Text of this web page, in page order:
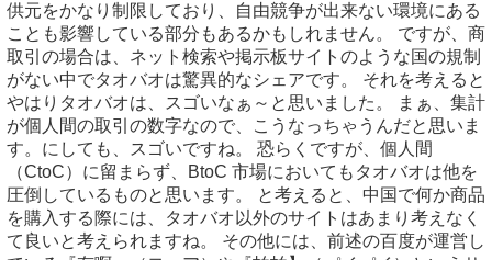
供元をかなり制限しており、自由競争が出来ない環境にある
ことも影響している部分もあるかもしれません。 ですが、商
取引の場合は、ネット検索や掲示板サイトのような国の規制
がない中でタオバオは驚異的なシェアです。 それを考えると
やはりタオバオは、スゴいなぁ～と思いました。 まぁ、集計
が個人間の取引の数字なので、こうなっちゃうんだと思いま
す。にしても、スゴいですね。 恐らくですが、個人間
（CtoC）に留まらず、BtoC 市場においてもタオバオは他を
圧倒しているものと思います。 と考えると、中国で何か商品
を購入する際には、タオバオ以外のサイトはあまり考えなく
て良いと考えられますね。 その他には、前述の百度が運営し